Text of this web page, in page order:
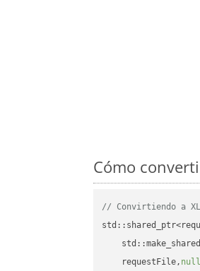
Cómo
// Convirtiendo a
    requestFile,